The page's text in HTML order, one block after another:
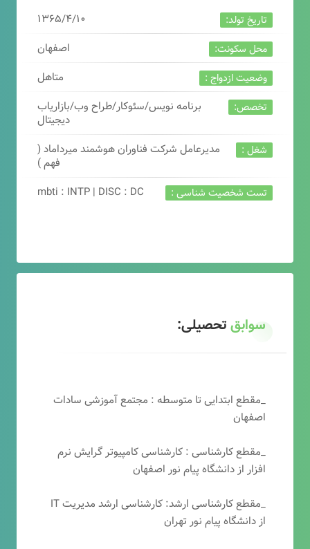
تاریخ تولد: ۱۳۶۵/۴/۱۰
محل سکونت: اصفهان
وضعیت ازدواج : متاهل
تخصص:
برنامه نویس/سئوکار/طراح وب/بازاریاب
دیجیتال
شغل :
مدیرعامل شرکت فناوران هوشمند میرداماد (
فهم )
تست شخصیت شناسی : mbti : INTP | DISC : DC
سوابقتحصیلی:
_مقطع ابتدایی تا متوسطه : مجتمع آموزشی سادات
اصفهان
_مقطع کارشناسی : کارشناسی کامپیوتر گرایش نرم
افزار از دانشگاه پیام نور اصفهان
_مقطع کارشناسی ارشد: کارشناسی ارشد مدیریت IT
از دانشگاه پیام نور تهران